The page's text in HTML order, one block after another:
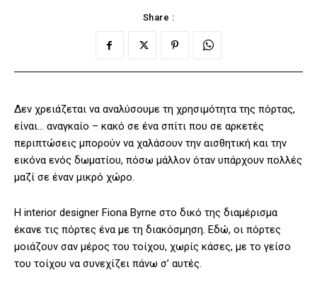
Share :
Δεν χρειάζεται να αναλύσουμε τη χρησιμότητα της πόρτας,
είναι… αναγκαίο – κακό σε ένα σπίτι που σε αρκετές
περιπτώσεις μπορούν να χαλάσουν την αισθητική και την
εικόνα ενός δωματίου, πόσω μάλλον όταν υπάρχουν πολλές
μαζί σε έναν μικρό χώρο.
Η interior designer Fiona Byrne στο δικό της διαμέρισμα
έκανε τις πόρτες ένα με τη διακόσμηση. Εδώ, οι πόρτες
μοιάζουν σαν μέρος του τοίχου, χωρίς κάσες, με το γείσο
του τοίχου να συνεχίζει πάνω σ’ αυτές.